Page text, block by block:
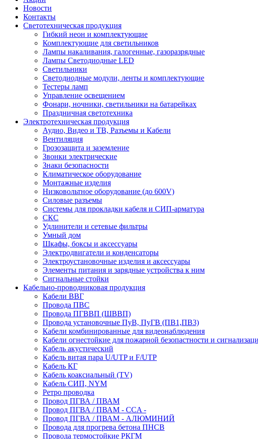
Новости
Контакты
Светотехническая продукция
Гибкий неон и комплектующие
Комплектующие для светильников
Лампы накаливания, галогенные, газоразрядные
Лампы Светодиодные LED
Светильники
Светодиодные модули, ленты и комплектующие
Тестеры ламп
Управление освещением
Фонари, ночники, светильники на батарейках
Праздничная светотехника
Электротехническая продукция
Аудио, Видео и ТВ, Разъемы и Кабели
Вентиляция
Грозозащита и заземление
Звонки электрические
Знаки безопасности
Климатическое оборудование
Монтажные изделия
Низковольтное оборудование (до 600V)
Силовые разъемы
Системы для прокладки кабеля и СИП-арматура
СКС
Удлинители и сетевые фильтры
Умный дом
Шкафы, боксы и аксессуары
Электродвигатели и конденсаторы
Электроустановочные изделия и аксессуары
Элементы питания и зарядные устройства к ним
Сигнальные стойки
Кабельно-проводниковая продукция
Кабели ВВГ
Провода ПВС
Провода ПГВВП (ШВВП)
Провода установочные ПуВ, ПуГВ (ПВ1,ПВ3)
Кабели комбинированные для видеонаблюдения
Кабели огнестойкие для пожарной безопастности и
Кабель акустический
Кабель витая пара U/UTP и F/UTP
Кабель КГ
Кабель коаксиальный (TV)
Кабель СИП, NYM
Ретро проводка
Провод ПГВА / ПВАМ
Провод ПГВА / ПВАМ - CCA -
Провод ПГВА / ПВАМ - АЛЮМИНИЙ
Провода для прогрева бетона ПНСВ
Провода термостойкие РКГМ